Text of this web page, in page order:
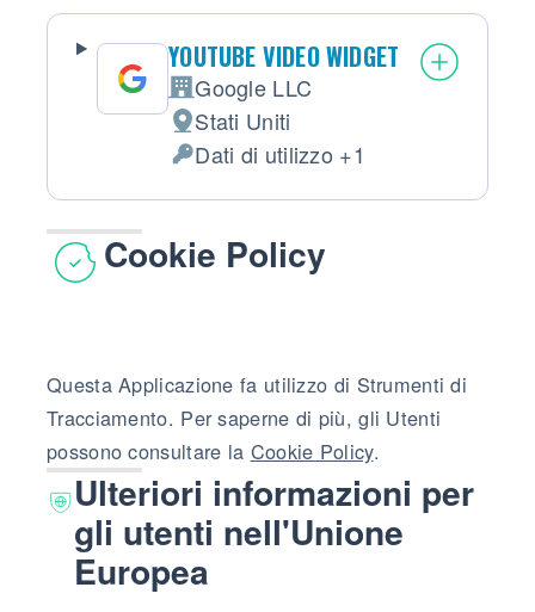
YOUTUBE VIDEO WIDGET
Azienda:
Google LLC
Luogo del trattamento:
Stati Uniti
Dati Personali trattati:
Dati di utilizzo +1
Cookie Policy
Questa Applicazione fa utilizzo di Strumenti di
Tracciamento. Per saperne di più, gli Utenti
possono consultare la Cookie Policy.
Ulteriori informazioni per
gli utenti nell'Unione
Europea